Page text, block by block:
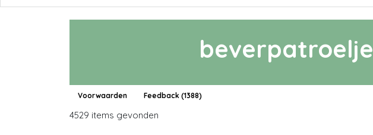
beverpatroelje
Voorwaarden Feedback (1388)
4529 items gevonden